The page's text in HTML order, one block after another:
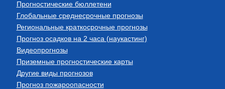
Прогностические бюллетени
Глобальные среднесрочные прогнозы
Региональные краткосрочные прогнозы
Прогноз осадков на 2 часа (наукастинг)
Видеопрогнозы
Приземные прогностические карты
Другие виды прогнозов
Прогноз пожароопасности